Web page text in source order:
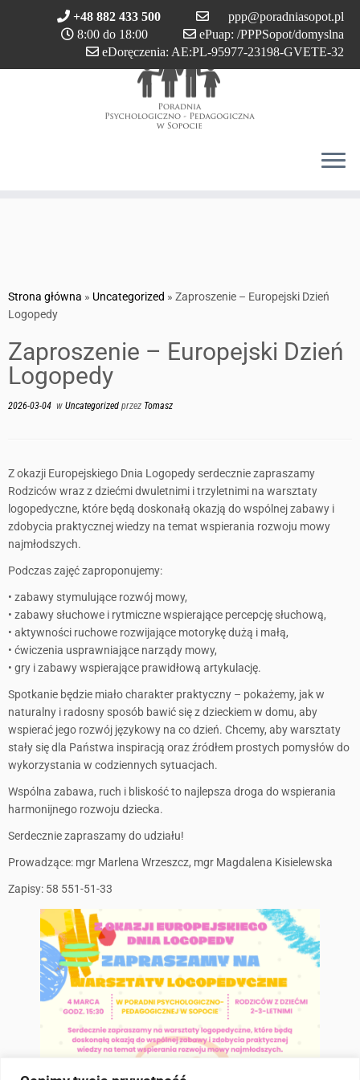
+48 882 433 500
ppp@poradniasopot.pl
8:00 do 18:00
ePuap: /PPPSopot/domyslna
eDoręczenia: AE:PL-95977-23198-GVETE-32
Strona główna » Uncategorized » Zaproszenie – Europejski Dzień
Logopedy
Zaproszenie – Europejski Dzień
Logopedy
2026-03-04 w Uncategorized przez Tomasz
Z okazji Europejskiego Dnia Logopedy serdecznie zapraszamy
Rodziców wraz z dziećmi dwuletnimi i trzyletnimi na warsztaty
logopedyczne, które będą doskonałą okazją do wspólnej zabawy i
zdobycia praktycznej wiedzy na temat wspierania rozwoju mowy
najmłodszych.
Podczas zajęć zaproponujemy:
• zabawy stymulujące rozwój mowy,
• zabawy słuchowe i rytmiczne wspierające percepcję słuchową,
• aktywności ruchowe rozwijające motorykę dużą i małą,
• ćwiczenia usprawniające narządy mowy,
• gry i zabawy wspierające prawidłową artykulację.
Spotkanie będzie miało charakter praktyczny – pokażemy, jak w
naturalny i radosny sposób bawić się z dzieckiem w domu, aby
wspierać jego rozwój językowy na co dzień. Chcemy, aby warsztaty
stały się dla Państwa inspiracją oraz źródłem prostych pomysłów do
wykorzystania w codziennych sytuacjach.
Wspólna zabawa, ruch i bliskość to najlepsza droga do wspierania
harmonijnego rozwoju dziecka.
Serdecznie zapraszamy do udziału!
Prowadzące: mgr Marlena Wrzeszcz, mgr Magdalena Kisielewska
Zapisy: 58 551-51-33